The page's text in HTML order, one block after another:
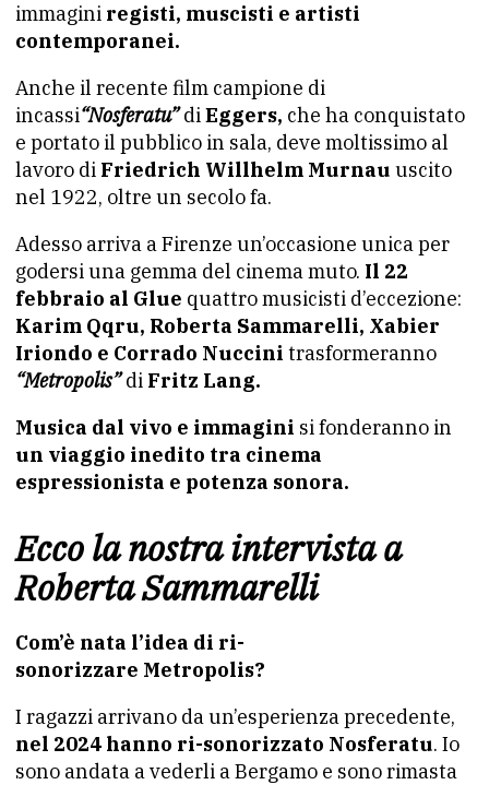
immagini registi, muscisti e artisti
contemporanei.
Anche il recente film campione di
incassi“Nosferatu” diEggers, che ha conquistato
e portato il pubblico in sala, deve moltissimo al
lavoro di Friedrich Willhelm Murnau uscito
nel 1922, oltre un secolo fa.
Adesso arriva a Firenze un’occasione unica per
godersi una gemma del cinema muto. Il 22
febbraio al Glue quattro musicisti d’eccezione:
Karim Qqru, Roberta Sammarelli, Xabier
Iriondo e Corrado Nuccini trasformeranno
“Metropolis”di Fritz Lang.
Musica dal vivo e immagini si fonderanno in
un viaggio inedito tra cinema
espressionista e potenza sonora.
Ecco la nostra intervista a
Roberta Sammarelli
Com’è nata l’idea di ri-
sonorizzare Metropolis?
I ragazzi arrivano da un’esperienza precedente,
nel 2024 hanno ri-sonorizzato Nosferatu. Io
sono andata a vederli a Bergamo e sono rimasta